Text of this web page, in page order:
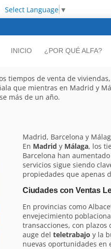
Select Language ▼
INICIO ¿POR QUÉ ALFA?
tiempos de venta de
que mientras en Madrid y
más de un año.
Madrid, Barcelona y
En Madrid y Málaga, los
Barcelona han
servicios sigue siendo
propiedades que apenas
Ciudades con Ventas
En provincias como
envejecimiento
transacciones, con
auge del teletrabajo y la
nuevas oportunidades en